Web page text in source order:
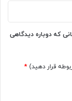
که دوباره دیدگاهی
قرار دهید) *